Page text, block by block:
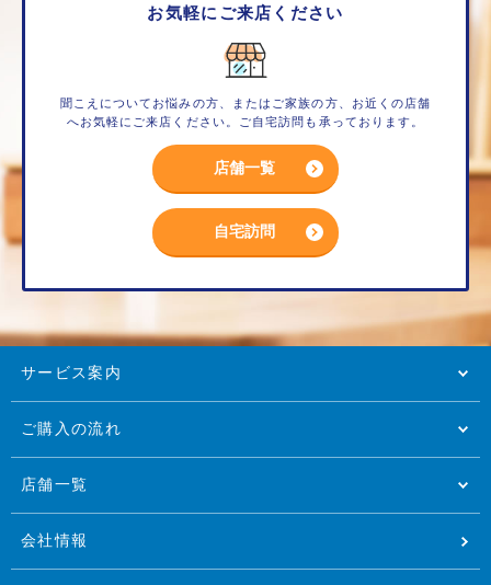
お気軽にご来店ください
聞こえについてお悩みの方、またはご家族の方、お近くの店舗
へお気軽にご来店ください。ご自宅訪問も承っております。
店舗一覧
自宅訪問
サービス案内
ご購入の流れ
店舗一覧
会社情報